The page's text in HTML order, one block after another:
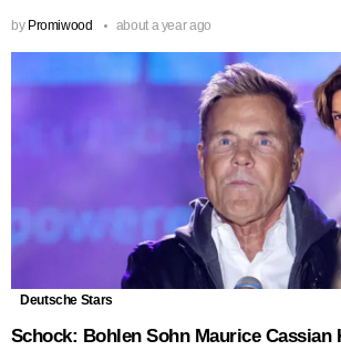
by Promiwood about a year ago
Deutsche Stars
Schock: Bohlen Sohn Maurice Cassian